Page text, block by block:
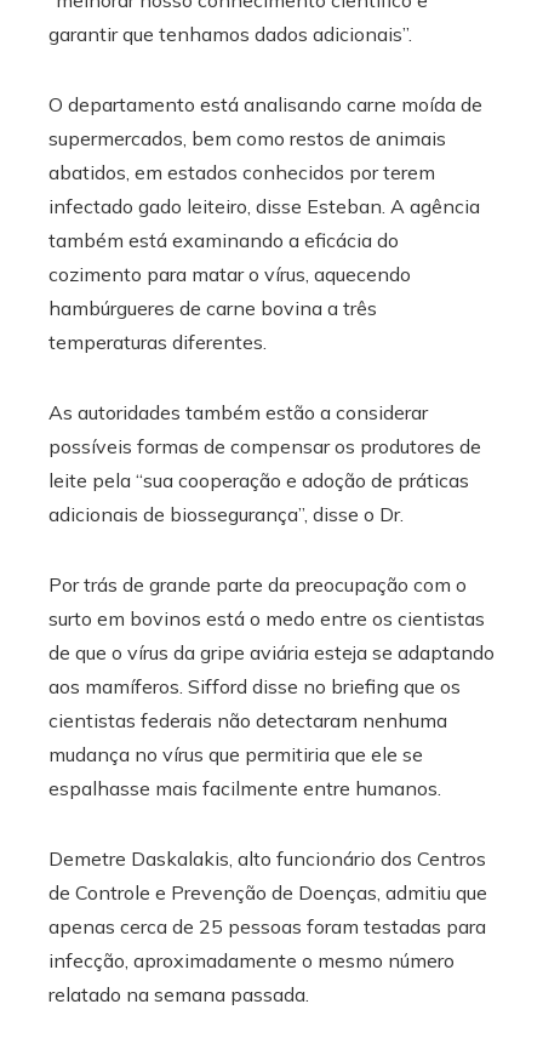
garantir que tenhamos dados adicionais”.
O departamento está analisando carne moída de
supermercados, bem como restos de animais
abatidos, em estados conhecidos por terem
infectado gado leiteiro, disse Esteban. A agência
também está examinando a eficácia do
cozimento para matar o vírus, aquecendo
hambúrgueres de carne bovina a três
temperaturas diferentes.
As autoridades também estão a considerar
possíveis formas de compensar os produtores de
leite pela “sua cooperação e adoção de práticas
adicionais de biossegurança”, disse o Dr.
Por trás de grande parte da preocupação com o
surto em bovinos está o medo entre os cientistas
de que o vírus da gripe aviária esteja se adaptando
aos mamíferos. Sifford disse no briefing que os
cientistas federais não detectaram nenhuma
mudança no vírus que permitiria que ele se
espalhasse mais facilmente entre humanos.
Demetre Daskalakis, alto funcionário dos Centros
de Controle e Prevenção de Doenças, admitiu que
apenas cerca de 25 pessoas foram testadas para
infecção, aproximadamente o mesmo número
relatado na semana passada.